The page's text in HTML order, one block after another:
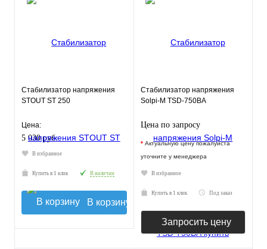
Стабилизатор напряжения
STOUT ST 250
Цена:
5 030 руб.
В избранное
Купить в 1 клик В наличии
В корзину
Стабилизатор напряжения
Solpi-M TSD-750ВА
Цена по запросу
* Актуальную цену пожалуйста
уточните у менеджера
В избранное
Купить в 1 клик Под заказ
Запросить цену